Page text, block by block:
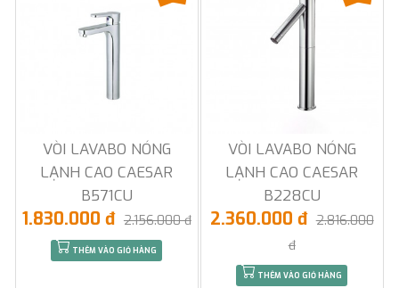
VÒI LAVABO NÓNG
LẠNH CAO CAESAR
B571CU
1.830.000 đ 2.156.000 đ
THÊM VÀO GIỎ HÀNG
VÒI LAVABO NÓNG
LẠNH CAO CAESAR
B228CU
2.360.000 đ 2.816.000
đ
THÊM VÀO GIỎ HÀNG